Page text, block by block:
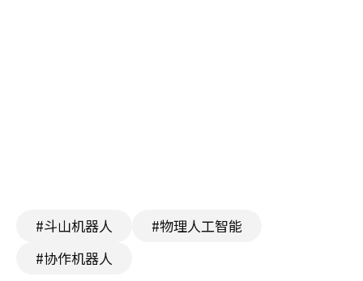
#斗山机器人
#物理人工智能
#协作机器人